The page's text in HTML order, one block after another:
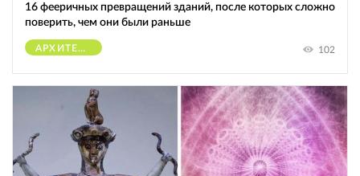
16 фееричных превращений зданий, после которых сложно
поверить, чем они были раньше
АРХИТЕКТУРА 102